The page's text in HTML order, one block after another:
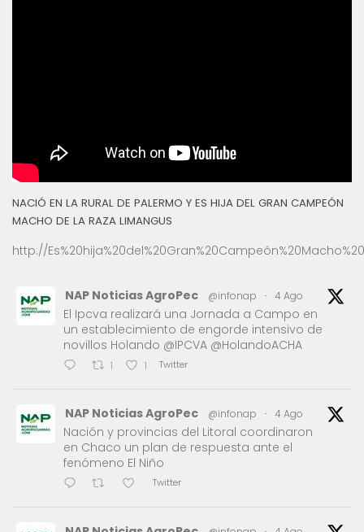
NACIÓ EN LA RURAL DE PALERMO Y ES HIJA DEL GRAN CAMPEÓN
MACHO DE LA RAZA LIMANGUS
http://
NAP Noticias AgroPec @infonap · 4 Ago
El Ipcva realizará una Jornada a Campo en
un establecimiento de engorde intensivo de
novillos Holando @IPCVA @HolandoACHA
1 1 Twitter
NAP Noticias AgroPec @infonap · 4 Ago
Nación y provincias del Litoral coordinaron
en Chaco un plan de respuesta ante el
fenómeno El Niño
Twitter